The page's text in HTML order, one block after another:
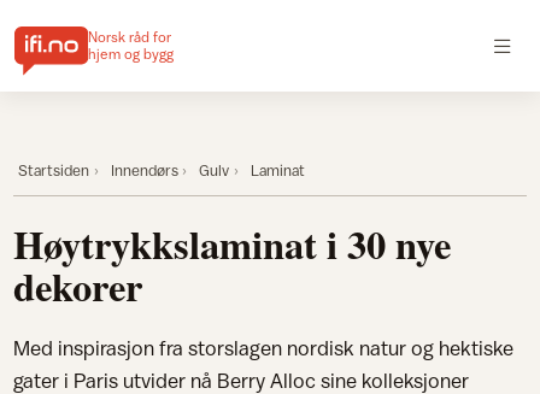
Norsk råd for
hjem og bygg
Startsiden Innendørs Gulv Laminat
Høytrykkslaminat i 30 nye
dekorer
Med inspirasjon fra storslagen nordisk natur og hektiske
gater i Paris utvider nå Berry Alloc sine kolleksjoner